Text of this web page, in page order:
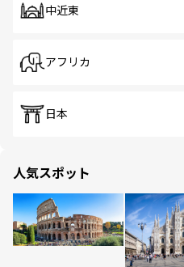
中近東
アフリカ
日本
人気スポット